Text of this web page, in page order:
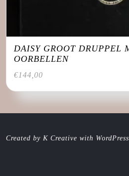
DAISY GROOT DRUPPEL
OORBELLEN
€144,00
Created by K Creative with WordPress